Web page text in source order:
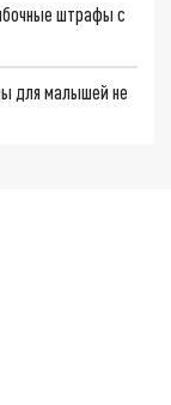
штрафы с
для малышей не